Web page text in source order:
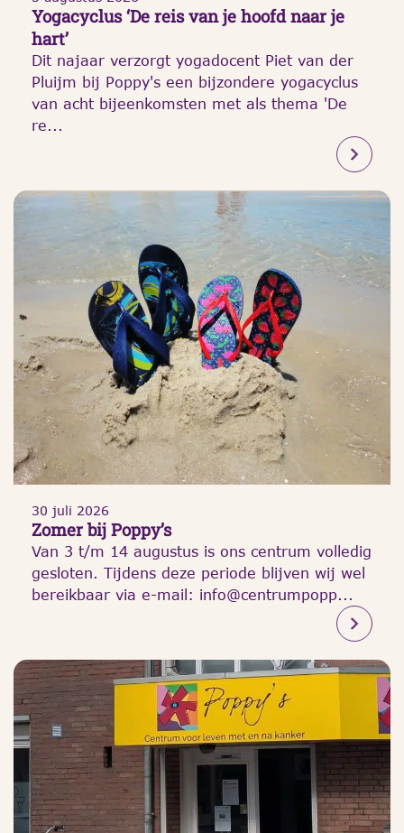
Yogacyclus ‘De reis van je hoofd naar je
hart’
Dit najaar verzorgt yogadocent Piet van der
Pluijm bij Poppy's een bijzondere yogacyclus
van acht bijeenkomsten met als thema 'De
re...
30 juli 2026
Zomer bij Poppy’s
Van 3 t/m 14 augustus is ons centrum volledig
gesloten. Tijdens deze periode blijven wij wel
bereikbaar via e-mail: info@centrumpopp...